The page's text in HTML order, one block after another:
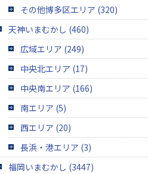
その他博多区エリア (320)
天神いまむかし (460)
広域エリア (249)
中央北エリア (17)
中央南エリア (166)
南エリア (5)
西エリア (20)
長浜・港エリア (3)
福岡いまむかし (3447)